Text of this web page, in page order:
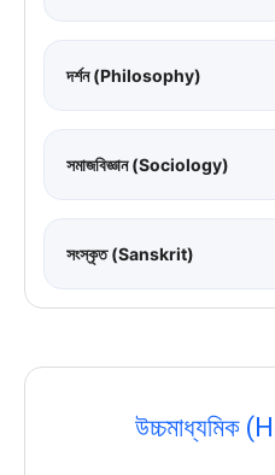
দর্শন (Philosophy)
সমাজবিজ্ঞান (Sociology)
সংস্কৃত (Sanskrit)
উচ্চমাধ্যমিক